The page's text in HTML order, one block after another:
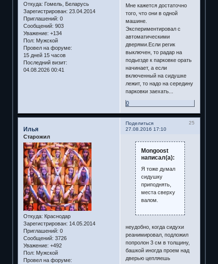
Откуда: Гомель, Беларусь
Зарегистрирован: 23.04.2014
Приглашений: 0
Сообщений: 903
Уважение: +134
Пол: Мужской
Провел на форуме:
15 дней 15 часов
Последний визит:
04.08.2026 00:41
Мне кажется достаточно
того, что они в одной
машине.
Экспериментировал с
автоматическими
дверями.Если регик
выключен, то радар на
подьезде к парковке орать
начинает, а если
включенный на сидушке
лежит, то надо на середину
парковки заехать...
0
Поделиться
25
27.08.2016 17:10
Илья
Старожил
Откуда: Краснодар
Зарегистрирован: 14.05.2014
Приглашений: 0
Сообщений: 3726
Уважение: +492
Пол: Мужской
Провел на форуме:
Mongoost
написал(а):
Я тоже думал
сидушку
приподнять,
места сверху
валом.
неудобно, когда сидухи
реанимировал, подложил
попролон 3 см в толщину,
башкой иногда проем над
дверью цепляешь